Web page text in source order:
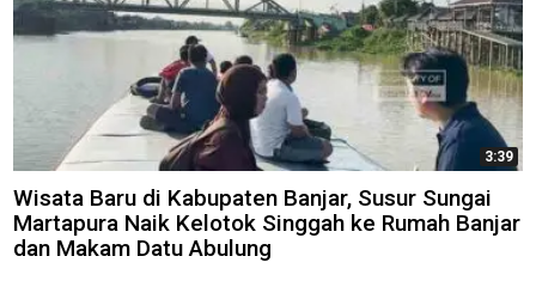
3:39
Wisata Baru di Kabupaten Banjar, Susur Sungai
Martapura Naik Kelotok Singgah ke Rumah Banjar
dan Makam Datu Abulung